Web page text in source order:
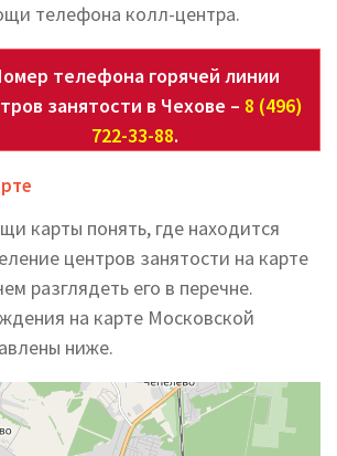
телефона колл-центра.
телефона горячей линии
занятости в Чехове – 8 (496)
722-33-88.
карты понять, где находится
центров занятости на карте
разглядеть его в перечне.
на карте Московской
ниже.